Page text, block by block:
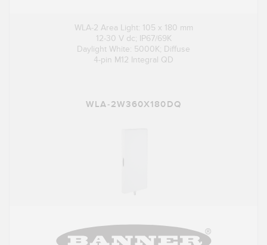
WLA-2 Area Light: 105 x 180 mm
12-30 V dc; IP67/69K
Daylight White: 5000K; Diffuse
4-pin M12 Integral QD
WLA-2W360X180DQ